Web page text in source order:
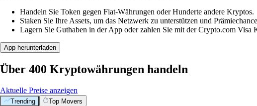
Handeln Sie Token gegen Fiat-Währungen oder Hunderte andere Kryptos.
Staken Sie Ihre Assets, um das Netzwerk zu unterstützen und
Lagern Sie Guthaben in der App oder zahlen Sie mit der Crypto.com Visa
App herunterladen
Über 400 Kryptowährungen handeln
Aktuelle Preise anzeigen
Trending Top Movers